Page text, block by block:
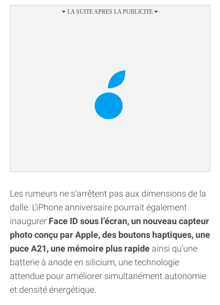
Les rumeurs ne s’arrêtent pas aux dimensions de la
dalle. L’iPhone anniversaire pourrait également
inaugurer Face ID sous l’écran, un nouveau capteur
photo conçu par Apple, des boutons haptiques, une
puce A21, une mémoire plus rapide ainsi qu’une
batterie à anode en silicium, une technologie
attendue pour améliorer simultanément autonomie
et densité énergétique.